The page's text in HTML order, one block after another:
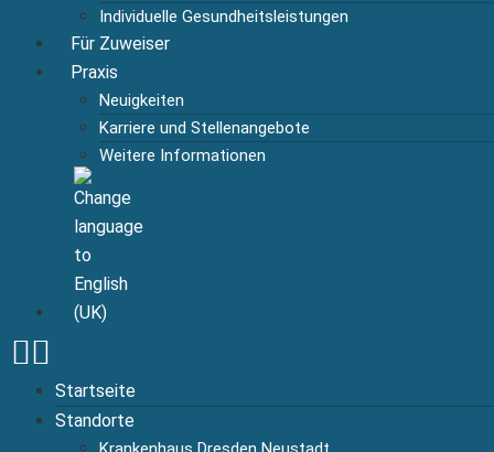
Individuelle Gesundheitsleistungen
Für Zuweiser
Praxis
Neuigkeiten
Karriere und Stellenangebote
Weitere Informationen
Startseite
Standorte